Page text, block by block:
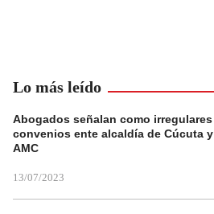
Lo más leído
Abogados señalan como irregulares
convenios ente alcaldía de Cúcuta y
AMC
13/07/2023